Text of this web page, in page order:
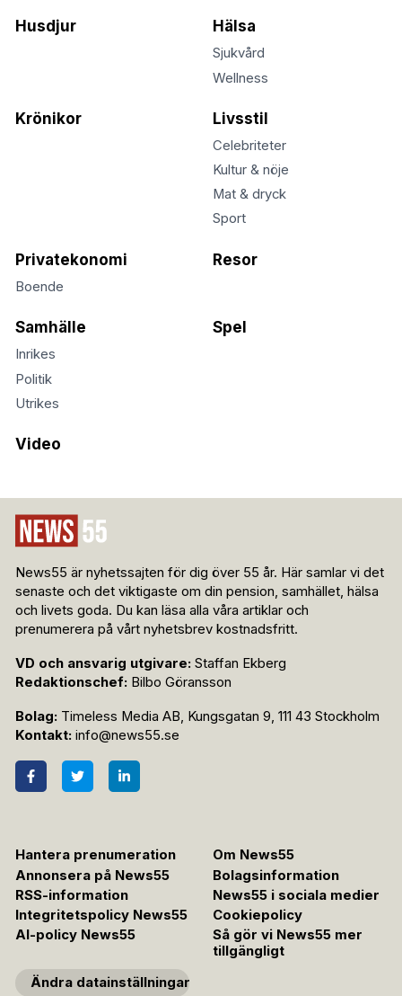
Husdjur Hälsa
Sjukvård
Wellness
Krönikor Livsstil
Celebriteter
Kultur & nöje
Mat & dryck
Sport
Privatekonomi
Boende
Resor
Samhälle
Inrikes
Politik
Utrikes
Spel
Video
News55 är nyhetssajten för dig över 55 år. Här samlar vi det
senaste och det viktigaste om din pension, samhället, hälsa
och livets goda. Du kan läsa alla våra artiklar och
prenumerera på vårt nyhetsbrev kostnadsfritt.
VD och ansvarig utgivare: Staffan Ekberg
Redaktionschef: Bilbo Göransson
Bolag: Timeless Media AB, Kungsgatan 9, 111 43 Stockholm
Kontakt: info@news55.se
Hantera prenumeration
Om News55
Annonsera på News55
Bolagsinformation
RSS-information
News55 i sociala medier
Integritetspolicy News55
Cookiepolicy
AI-policy News55
Så gör vi News55 mer
tillgängligt
Ändra datainställningar